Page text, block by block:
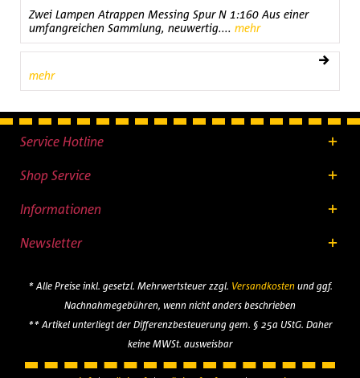
Zwei Lampen Atrappen Messing Spur N 1:160 Aus einer
umfangreichen Sammlung, neuwertig.... mehr
mehr
Service Hotline
Shop Service
Informationen
Newsletter
* Alle Preise inkl. gesetzl. Mehrwertsteuer zzgl. Versandkostenund ggf.
Nachnahmegebühren, wenn nicht anders beschrieben
** Artikel unterliegt der Differenzbesteuerung gem. § 25a UStG. Daher
keine MWSt. ausweisbar